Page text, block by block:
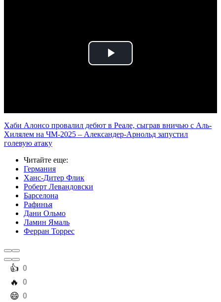
Play
Хаби Алонсо провалил дебют в Реале, сыграв вничью с Аль-
Хилялем на ЧМ-2025 – Александер-Арнольд запустил
голевую атаку
Читайте еще:
Германия
Ханс-Дитер Флик
Роберт Левандовски
Барселона
Рафинья
Дани Ольмо
Ламин Ямаль
Ферран Торрес
️👍 0
️🔥 0
️😄 0